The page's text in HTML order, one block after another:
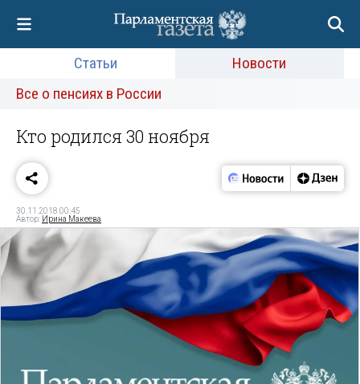
Статьи
Новости
Все о пенсиях в России
Кто родился 30 ноября
30.11.2018 00:45
Автор: Ирина Макеева